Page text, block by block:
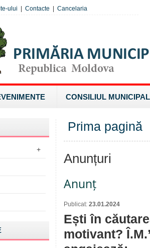
ului Contacte Cancelaria
CONSILIUL MUNICIPAL
+
Prima pagină
Anunțuri
Anunț
Publicat: 23.01.2024
Ești în
motivant?